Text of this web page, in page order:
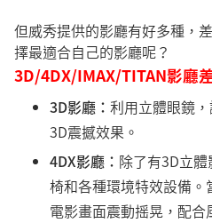
但威秀提供的影廳有好多種，
擇最適合自己的影廳呢？
3D/4DX/IMAX/TITAN影廳
3D影廳： 利用立體眼鏡
3D震撼效果。
4DX影廳： 除了有3D立
椅和各種環境特效設備
電影畫面震動摇晃，配